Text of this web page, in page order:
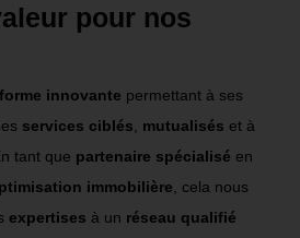
pour nos
innovante permettant à ses
services ciblés, mutualisés et à
tant que partenaire spécialisé en
immobilière, cela nous
expertises à un réseau qualifié